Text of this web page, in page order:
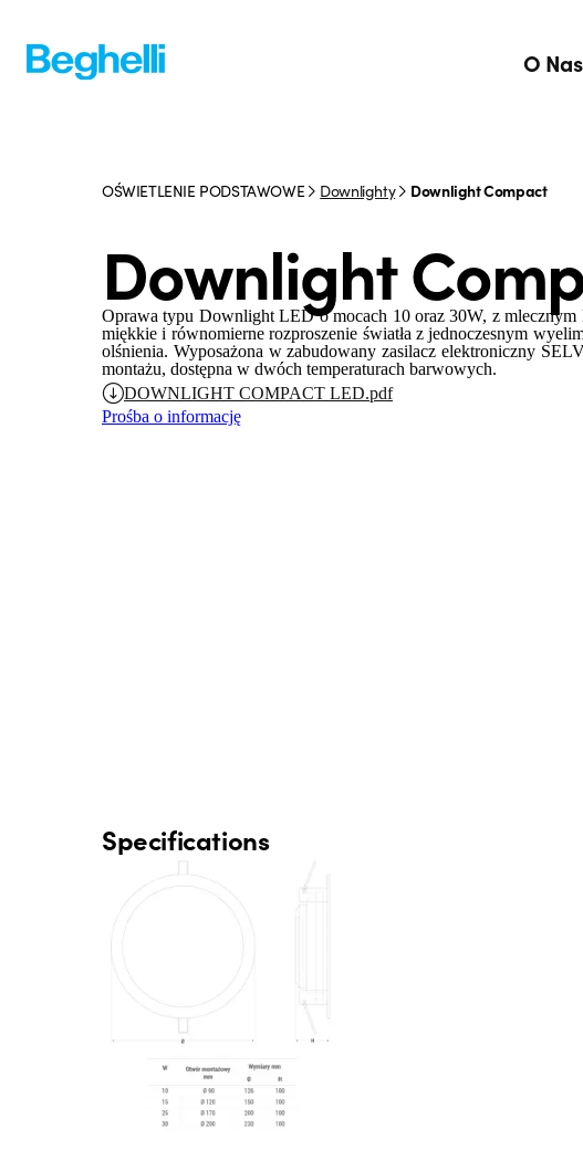
O Nas
OŚWIETLENIE PODSTAWOWE Downlighty Downlight Compact
Downlight
Oprawa typu Downlight LED o mocach 10 oraz 30W, z mlecznym
miękkie i równomierne rozproszenie światła z jednoczesnym
olśnienia. Wyposażona w zabudowany zasilacz elektroniczny
montażu, dostępna w dwóch temperaturach barwowych.
DOWNLIGHT COMPACT LED.pdf
Prośba o informację
Specifications